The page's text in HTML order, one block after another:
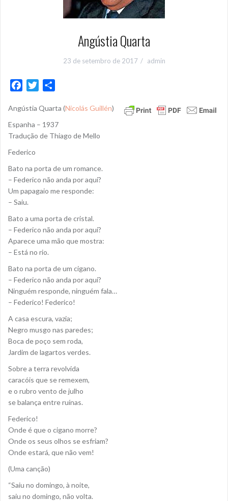
Angústia Quarta
23 de setembro de 2017 admin
c
e
b
k
i
t
a
r
e
Angústia Quarta (Nicolás Guillén)
Espanha – 1937
Tradução de Thiago de Mello
Federico
Bato na porta de um romance.
– Federico não anda por aqui?
Um papagaio me responde:
– Saiu.
Bato a uma porta de cristal.
– Federico não anda por aqui?
Aparece uma mão que mostra:
– Está no rio.
Bato na porta de um cigano.
– Federico não anda por aqui?
Ninguém responde, ninguém fala…
– Federico! Federico!
A casa escura, vazia;
Negro musgo nas paredes;
Boca de poço sem roda,
Jardim de lagartos verdes.
Sobre a terra revolvida
caracóis que se remexem,
e o rubro vento de julho
se balança entre ruínas.
Federico!
Onde é que o cigano morre?
Onde os seus olhos se esfriam?
Onde estará, que não vem!
(Uma canção)
“Saiu no domingo, à noite,
saiu no domingo, não volta.